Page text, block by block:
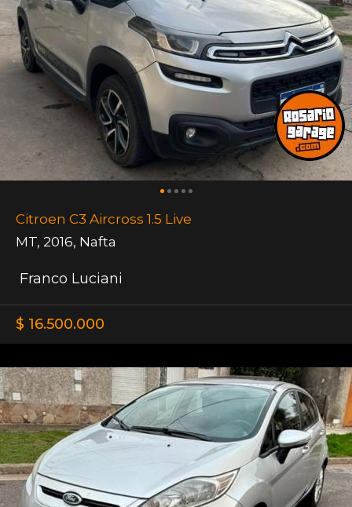
Citroen C3 Aircross 1.5 Live
MT, 2016, Nafta
Franco Luciani
$ 16.500.000